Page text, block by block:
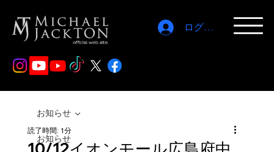
ログイン
お知らせ
お知らせ
読了時間: 1分